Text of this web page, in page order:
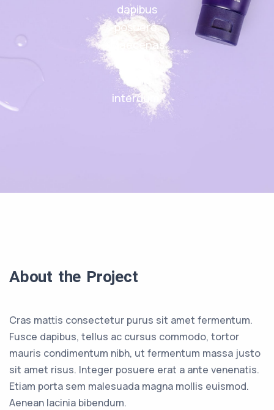
dapibus
posuere.
Maecenas
mollis
interdum.
About the Project
Cras mattis consectetur purus sit amet fermentum.
Fusce dapibus, tellus ac cursus commodo, tortor
mauris condimentum nibh, ut fermentum massa justo
sit amet risus. Integer posuere erat a ante venenatis.
Etiam porta sem malesuada magna mollis euismod.
Aenean lacinia bibendum.